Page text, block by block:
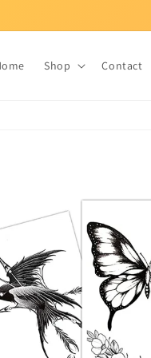
Shop Contact